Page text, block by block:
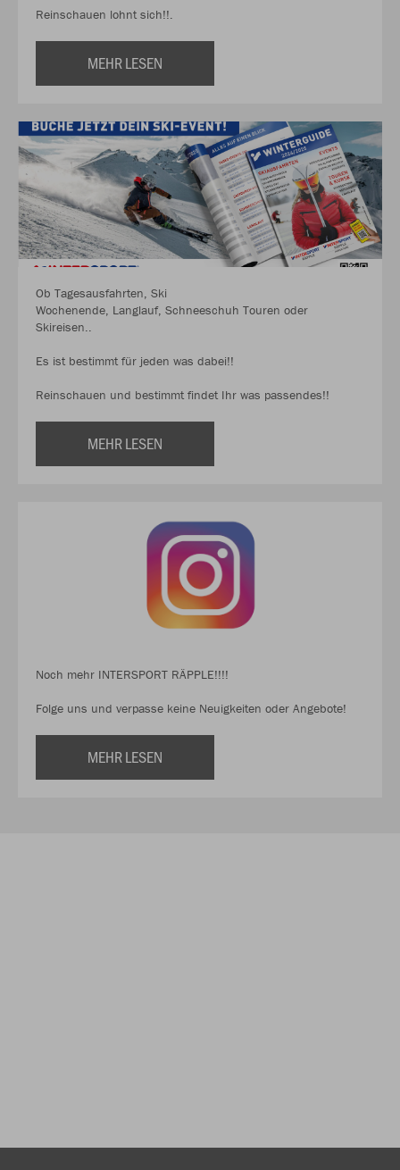
Reinschauen lohnt sich!!.
MEHR LESEN
Ob Tagesausfahrten, Ski
Wochenende, Langlauf, Schneeschuh Touren oder
Skireisen..
Es ist bestimmt für jeden was dabei!!
Reinschauen und bestimmt findet Ihr was passendes!!
MEHR LESEN
Noch mehr INTERSPORT RÄPPLE!!!!
Folge uns und verpasse keine Neuigkeiten oder Angebote!
MEHR LESEN